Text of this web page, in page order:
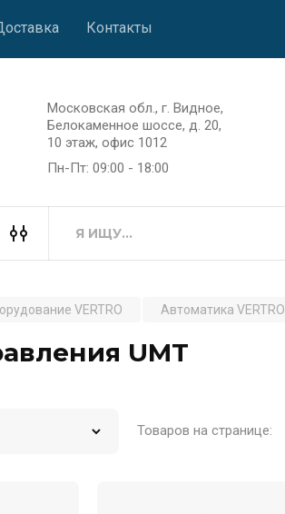
Контакты
Московская обл., г. Видное,
Белокаменное шоссе, д. 20,
10 этаж, офис 1012
Пн-Пт: 09:00 - 18:00
VERTRO Автоматика VERTRO
UMT
Товаров на странице: